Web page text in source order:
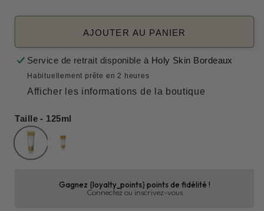
AJOUTER AU PANIER
Service de retrait disponible à Holy Skin Bordeaux
Habituellement prête en 2 heures
Afficher les informations de la boutique
Taille - 125ml
Gagnez {loyalty_points} points de fidélité !
Connectez ou inscrivez-vous